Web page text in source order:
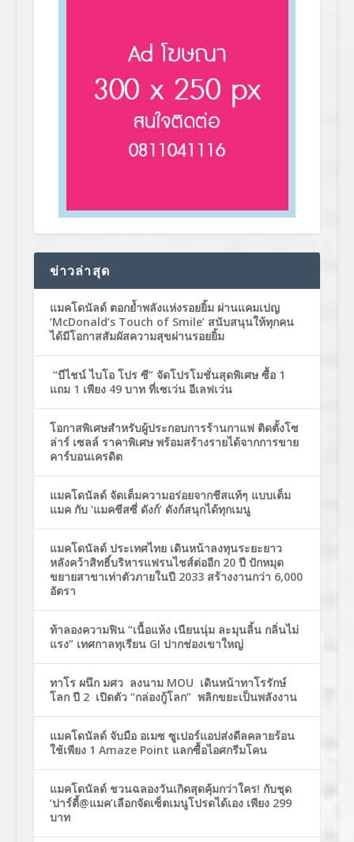
ข่าวล่าสุด
แมคโดนัลด์ ตอกย้ำพลังแห่งรอยยิ้ม ผ่านแคมเปญ
‘McDonald’s Touch of Smile’ สนับสนุนให้ทุกคน
ได้มีโอกาสสัมผัสความสุขผ่านรอยยิ้ม
“บีไชน์ ไบโอ โปร ซี” จัดโปรโมชั่นสุดพิเศษ ซื้อ 1
แถม 1 เพียง 49 บาท ที่เซเว่น อีเลฟเว่น
โอกาสพิเศษสำหรับผู้ประกอบการร้านกาแฟ ติดตั้งโซ
ล่าร์ เซลล์ ราคาพิเศษ พร้อมสร้างรายได้จากการขาย
คาร์บอนเครดิต
แมคโดนัลด์ จัดเต็มความอร่อยจากชีสแท้ๆ แบบเต็ม
แมค กับ ‘แมคชีสซี่ ดังก์’ ดังก์สนุกได้ทุกเมนู
แมคโดนัลด์ ประเทศไทย เดินหน้าลงทุนระยะยาว
หลังคว้าสิทธิ์บริหารแฟรนไชส์ต่ออีก 20 ปี ปักหมุด
ขยายสาขาเท่าตัวภายในปี 2033 สร้างงานกว่า 6,000
อัตรา
ท้าลองความฟิน “เนื้อแห้ง เนียนนุ่ม ละมุนลิ้น กลิ่นไม่
แรง” เทศกาลทุเรียน GI ปากช่องเขาใหญ่
ทาโร ผนึก มศว ลงนาม MOU เดินหน้าทาโรรักษ์
โลก ปี 2 เปิดตัว “กล่องกู้โลก” พลิกขยะเป็นพลังงาน
แมคโดนัลด์ จับมือ อเมซ ซูเปอร์แอปส่งดีลคลายร้อน
ใช้เพียง 1 Amaze Point แลกซื้อไอศกรีมโคน
แมคโดนัลด์ ชวนฉลองวันเกิดสุดคุ้มกว่าใคร! กับชุด
‘ปาร์ตี้@แมค’เลือกจัดเซ็ตเมนูโปรดได้เอง เพียง 299
บาท